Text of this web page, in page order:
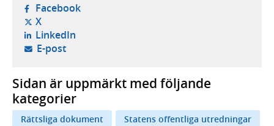
Facebook- öppnas i ny flik, extern webbplats,
X- öppnas i ny flik, extern webbplats,
LinkedIn- öppnas i ny flik, extern webbplats,
E-post- öppnar din e-postklient,
Sidan är uppmärkt med följande
kategorier
Rättsliga dokument
Statens offentliga utredningar